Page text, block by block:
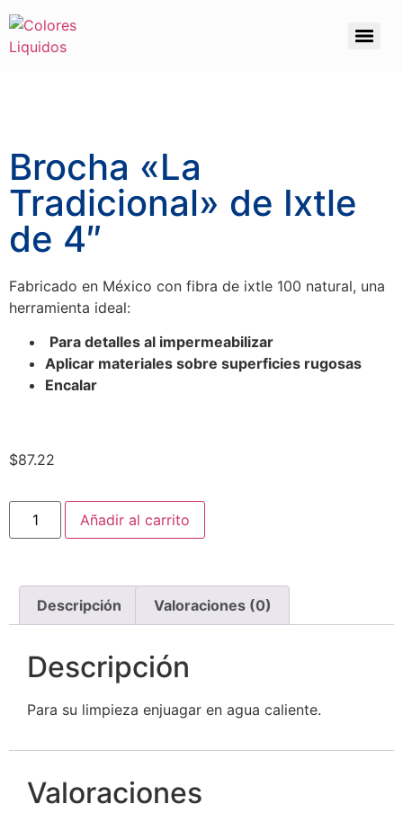
Brocha «La
Tradicional» de Ixtle
de 4″
Fabricado en México con fibra de ixtle 100 natural, una
herramienta ideal:
Para detalles al impermeabilizar
Aplicar materiales sobre superficies rugosas
Encalar
$87.22
Añadir al carrito
Descripción Valoraciones (0)
Descripción
Para su limpieza enjuagar en agua caliente.
Valoraciones